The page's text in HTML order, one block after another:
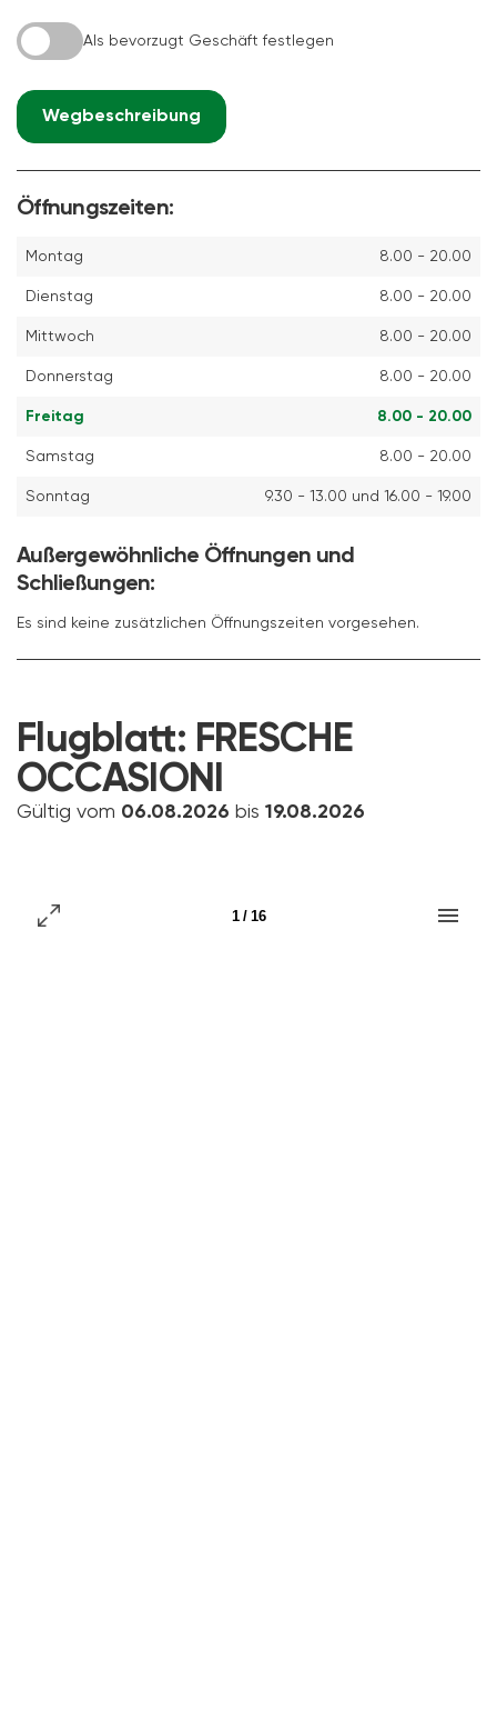
Als bevorzugt Geschäft festlegen
Wegbeschreibung
Öffnungszeiten:
Montag 8.00 - 20.00
Dienstag 8.00 - 20.00
Mittwoch 8.00 - 20.00
Donnerstag 8.00 - 20.00
Freitag 8.00 - 20.00
Samstag 8.00 - 20.00
Sonntag 9.30 - 13.00 und 16.00 - 19.00
Außergewöhnliche Öffnungen und
Schließungen:
Es sind keine zusätzlichen Öffnungszeiten vorgesehen.
Flugblatt: FRESCHE
OCCASIONI
Gültig vom 06.08.2026 bis 19.08.2026